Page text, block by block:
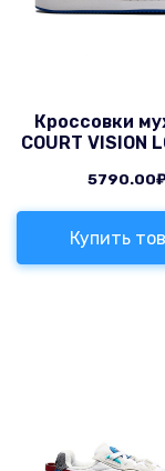
Кроссовки
COURT VISION
5790.00
Купить